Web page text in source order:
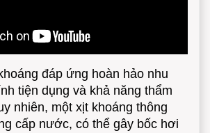
đáp ứng hoàn hảo nhu
tiện dụng và khả năng thẩm
nhiên, một xịt khoáng thông
cấp nước, có thể gây bốc hơi